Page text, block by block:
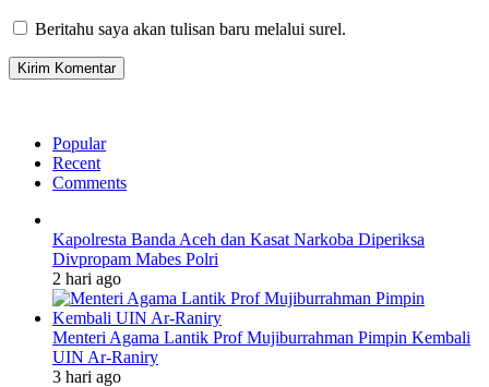
Beritahu saya akan tulisan baru melalui surel.
Popular
Recent
Comments
Kapolresta Banda Aceh dan Kasat Narkoba Diperiksa
Divpropam Mabes Polri
2 hari ago
Menteri Agama Lantik Prof Mujiburrahman Pimpin Kembali
UIN Ar-Raniry
3 hari ago